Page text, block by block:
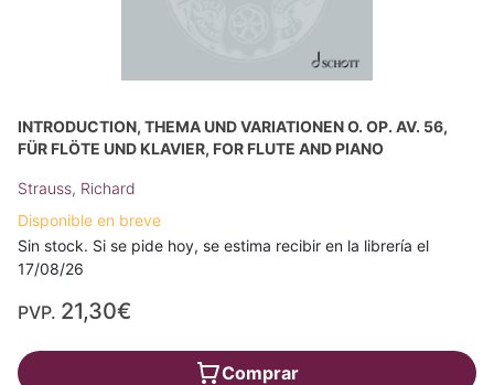
INTRODUCTION, THEMA UND VARIATIONEN O. OP. AV. 56,
FÜR FLÖTE UND KLAVIER, FOR FLUTE AND PIANO
Strauss, Richard
Disponible en breve
Sin stock. Si se pide hoy, se estima recibir en la librería el
17/08/26
PVP. 21,30€
Comprar